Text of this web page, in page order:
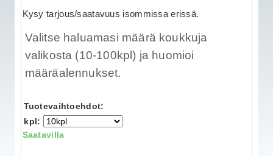
Kysy tarjous/saatavuus isommissa erissä.
Valitse haluamasi määrä koukkuja
valikosta (10-100kpl) ja huomioi
määräalennukset.
Tuotevaihtoehdot:
kpl:
Saatavilla